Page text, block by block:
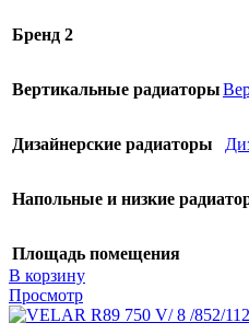
Бренд 2
Вертикальные радиаторы
Дизайнерские радиаторы
Напольные и низкие
Площадь помещения
В корзину
Просмотр